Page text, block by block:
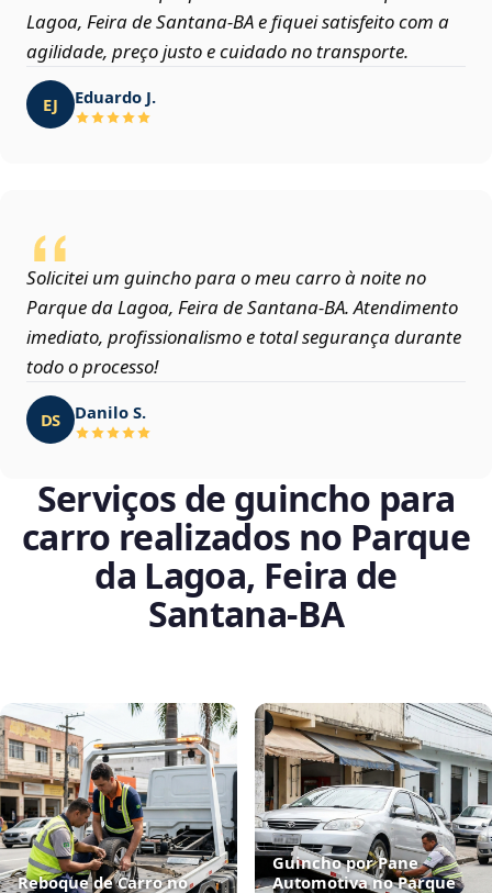
Lagoa, Feira de Santana‑BA e fiquei satisfeito com a
agilidade, preço justo e cuidado no transporte.
EJ Eduardo J.
Solicitei um guincho para o meu carro à noite no
Parque da Lagoa, Feira de Santana‑BA. Atendimento
imediato, profissionalismo e total segurança durante
todo o processo!
DS Danilo S.
Serviços de guincho para
carro realizados no Parque
da Lagoa, Feira de
Santana‑BA
Reboque de Carro no
Guincho por Pane
Automotiva no Parque